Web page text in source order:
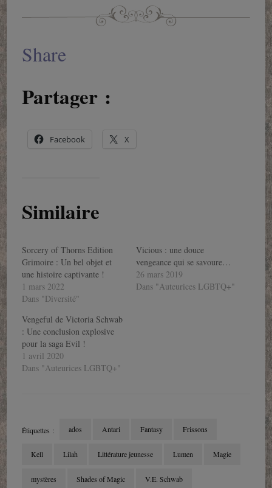
Share
Partager :
Facebook X
Similaire
Sorcery of Thorns Edition
Grimoire : Un bel objet et
une histoire captivante !
1 mars 2022
Dans "Diversité"
Vicious : une douce
vengeance qui se savoure…
26 mars 2019
Dans "Auteurices LGBTQ+"
Vengeful de Victoria Schwab
: Une conclusion explosive
pour la saga Evil !
1 avril 2020
Dans "Auteurices LGBTQ+"
Étiquettes : ados Antari Fantasy Frissons
Kell Lilah Littérature jeunesse Lumen Magie
mystères Shades of Magic V.E. Schwab